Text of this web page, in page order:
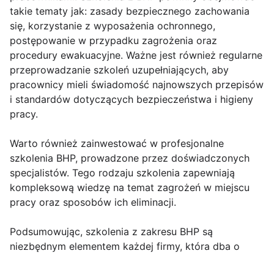
takie tematy jak: zasady bezpiecznego zachowania
się, korzystanie z wyposażenia ochronnego,
postępowanie w przypadku zagrożenia oraz
procedury ewakuacyjne. Ważne jest również regularne
przeprowadzanie szkoleń uzupełniających, aby
pracownicy mieli świadomość najnowszych przepisów
i standardów dotyczących bezpieczeństwa i higieny
pracy.
Warto również zainwestować w profesjonalne
szkolenia BHP, prowadzone przez doświadczonych
specjalistów. Tego rodzaju szkolenia zapewniają
kompleksową wiedzę na temat zagrożeń w miejscu
pracy oraz sposobów ich eliminacji.
Podsumowując, szkolenia z zakresu BHP są
niezbędnym elementem każdej firmy, która dba o